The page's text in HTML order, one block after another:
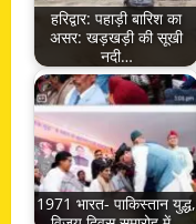
हरिद्वार: पहाड़ी बारिश का
असर: खड़खड़ी की सूखी
नदी…
1971 भारत- पाकिस्तान युद्ध,